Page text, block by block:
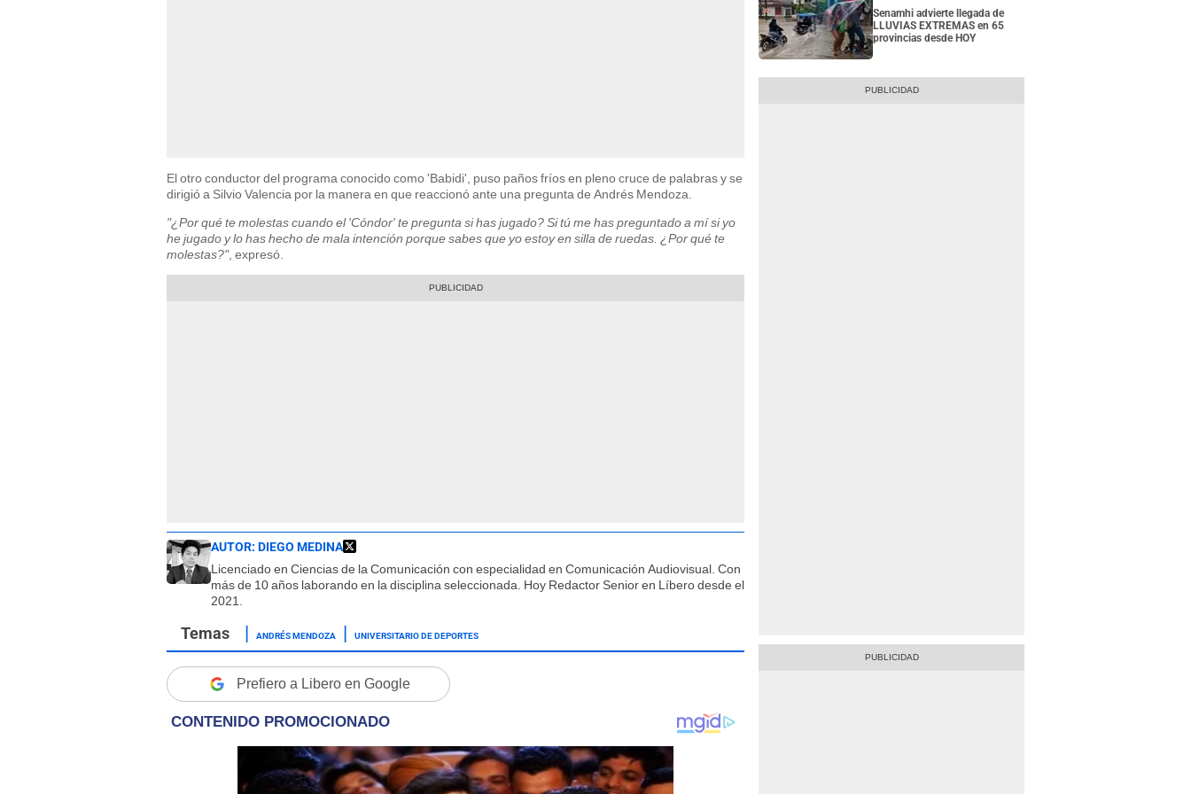
El otro conductor del programa conocido como 'Babidi', puso paños fríos en pleno cruce de palabras y se
dirigió a Silvio Valencia por la manera en que reaccionó ante una pregunta de Andrés Mendoza.
"¿Por qué te molestas cuando el 'Cóndor' te pregunta si has jugado? Si tú me has preguntado a mí si yo
he jugado y lo has hecho de mala intención porque sabes que yo estoy en silla de ruedas. ¿Por qué te
molestas?", expresó.
AUTOR: DIEGO MEDINA
Licenciado en Ciencias de la Comunicación con especialidad en Comunicación Audiovisual. Con
más de 10 años laborando en la disciplina seleccionada. Hoy Redactor Senior en Líbero desde el
2021.
ANDRÉS MENDOZA UNIVERSITARIO DE DEPORTES
Prefiero a Libero en Google
Senamhi advierte llegada de
LLUVIAS EXTREMAS en 65
provincias desde HOY